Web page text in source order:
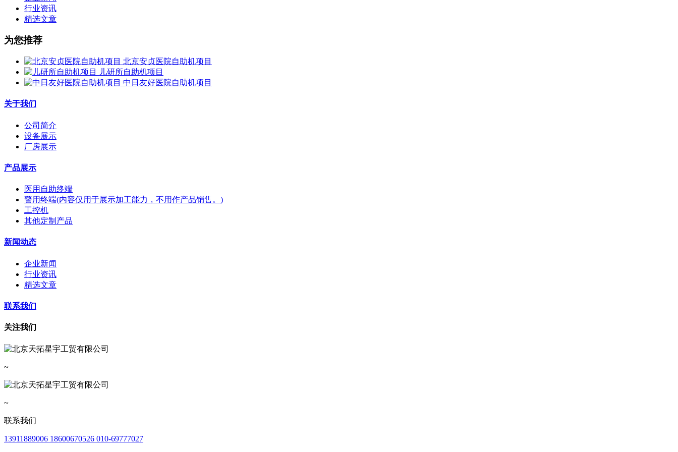
行业资讯
精选文章
为您推荐
北京安贞医院自助机项目
儿研所自助机项目
中日友好医院自助机项目
关于我们
公司简介
设备展示
厂房展示
产品展示
医用自助终端
警用终端(内容仅用于展示加工能力，不用作产品销售。)
工控机
其他定制产品
新闻动态
企业新闻
行业资讯
精选文章
联系我们
关注我们
~
~
联系我们
13911889006 18600670526 010-69777027